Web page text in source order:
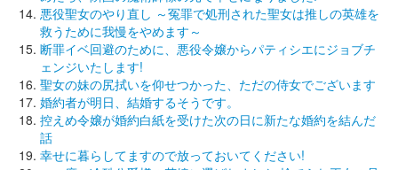
悪役聖女のやり直し ～冤罪で処刑された聖女は推しの英雄を
救うために我慢をやめます～
断罪イベ回避のために、悪役令嬢からパティシエにジョブチ
ェンジいたします!
聖女の妹の尻拭いを仰せつかった、ただの侍女でございます
婚約者が明日、結婚するそうです。
控えめ令嬢が婚約白紙を受けた次の日に新たな婚約を結んだ
話
幸せに暮らしてますので放っておいてください!